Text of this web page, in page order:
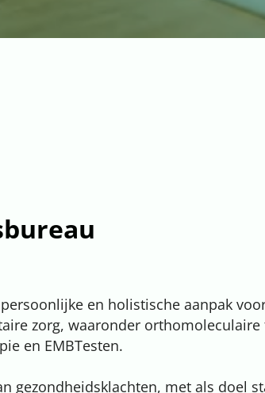
en holistische aanpak
zorg, waaronder orthomoleculaire
en EMBTesten.
gezondheidsklachten, met als doel